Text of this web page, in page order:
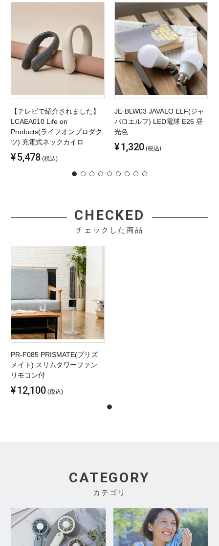
【テレビで紹介されました】
LCAEA010 Life on
Products(ライフオンプロダク
ツ) 充電式ネックカイロ
¥5,478 (税込)
JE-BLW03 JAVALO ELF(ジャ
バロエルフ) LED電球 E26 昼
光色
¥1,320 (税込)
CHECKED
チェックした商品
PR-F085 PRISMATE(プリズ
メイト) スリムタワーファン
リモコン付
¥12,100 (税込)
CATEGORY
カテゴリ